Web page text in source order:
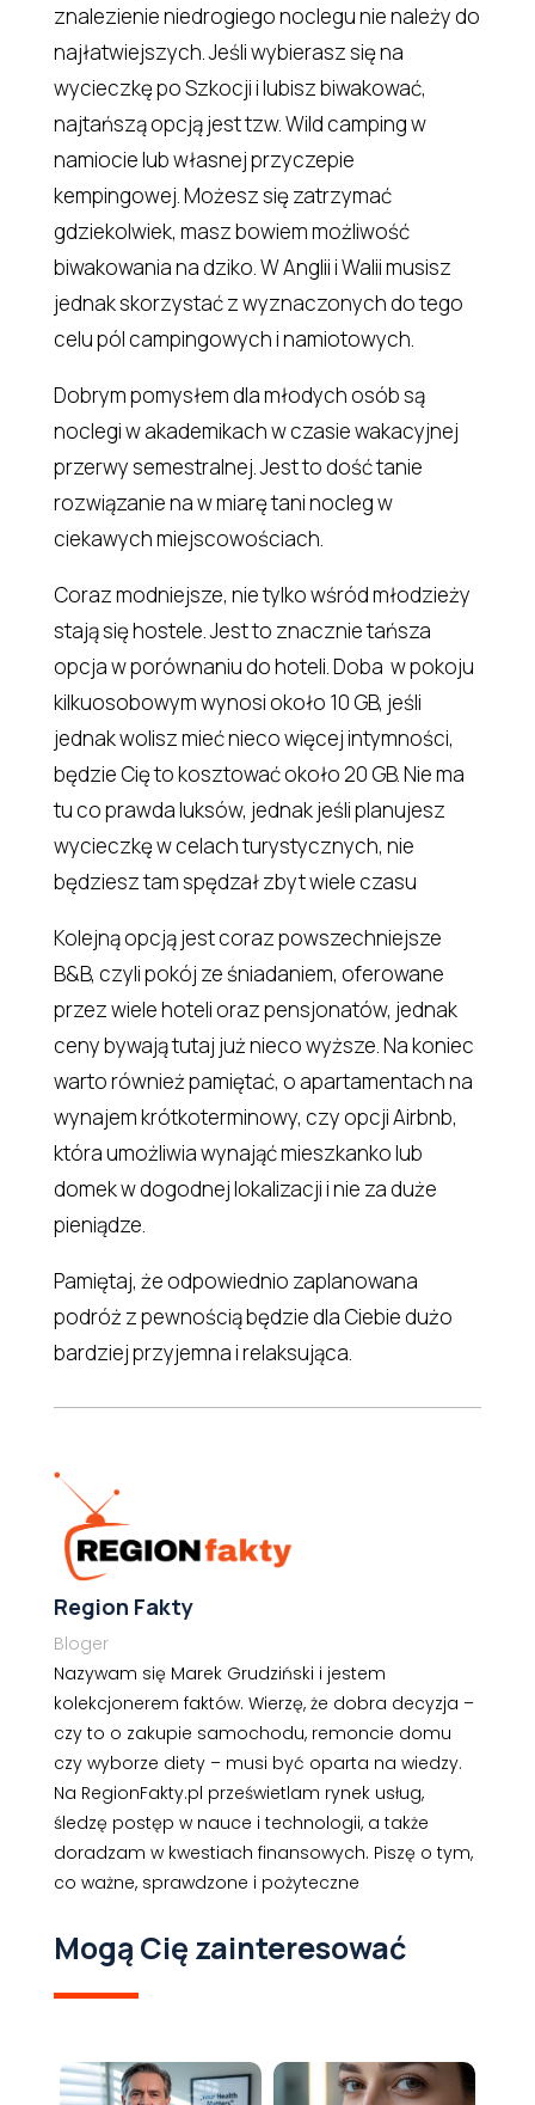
znalezienie niedrogiego noclegu nie należy do
najłatwiejszych. Jeśli wybierasz się na
wycieczkę po Szkocji i lubisz biwakować,
najtańszą opcją jest tzw. Wild camping w
namiocie lub własnej przyczepie
kempingowej. Możesz się zatrzymać
gdziekolwiek, masz bowiem możliwość
biwakowania na dziko. W Anglii i Walii musisz
jednak skorzystać z wyznaczonych do tego
celu pól campingowych i namiotowych.
Dobrym pomysłem dla młodych osób są
noclegi w akademikach w czasie wakacyjnej
przerwy semestralnej. Jest to dość tanie
rozwiązanie na w miarę tani nocleg w
ciekawych miejscowościach.
Coraz modniejsze, nie tylko wśród młodzieży
stają się hostele. Jest to znacznie tańsza
opcja w porównaniu do hoteli. Doba w pokoju
kilkuosobowym wynosi około 10 GB, jeśli
jednak wolisz mieć nieco więcej intymności,
będzie Cię to kosztować około 20 GB. Nie ma
tu co prawda luksów, jednak jeśli planujesz
wycieczkę w celach turystycznych, nie
będziesz tam spędzał zbyt wiele czasu
Kolejną opcją jest coraz powszechniejsze
B&B, czyli pokój ze śniadaniem, oferowane
przez wiele hoteli oraz pensjonatów, jednak
ceny bywają tutaj już nieco wyższe. Na koniec
warto również pamiętać, o apartamentach na
wynajem krótkoterminowy, czy opcji Airbnb,
która umożliwia wynająć mieszkanko lub
domek w dogodnej lokalizacji i nie za duże
pieniądze.
Pamiętaj, że odpowiednio zaplanowana
podróż z pewnością będzie dla Ciebie dużo
bardziej przyjemna i relaksująca.
Region Fakty
Bloger
Nazywam się Marek Grudziński i jestem
kolekcjonerem faktów. Wierzę, że dobra decyzja –
czy to o zakupie samochodu, remoncie domu
czy wyborze diety – musi być oparta na wiedzy.
Na RegionFakty.pl prześwietlam rynek usług,
śledzę postęp w nauce i technologii, a także
doradzam w kwestiach finansowych. Piszę o tym,
co ważne, sprawdzone i pożyteczne
Mogą Cię zainteresować